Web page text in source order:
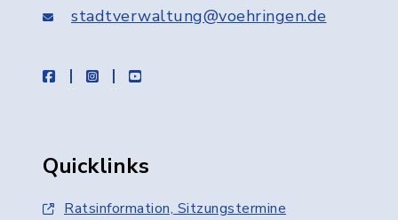
stadtverwaltung@voehringen.de
facebookinstagramyoutube
Quicklinks
Ratsinformation, Sitzungstermine